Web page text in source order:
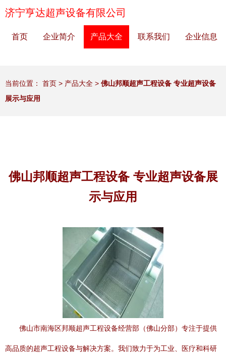
济宁亨达超声设备有限公司
首页 企业简介 产品大全 联系我们 企业信息
当前位置： 首页 > 产品大全 > 佛山邦顺超声工程设备 专业超声设备
展示与应用
佛山邦顺超声工程设备 专业超声设备展
示与应用
佛山市南海区邦顺超声工程设备经营部（佛山分部）专注于提供
高品质的超声工程设备与解决方案。我们致力于为工业、医疗和科研